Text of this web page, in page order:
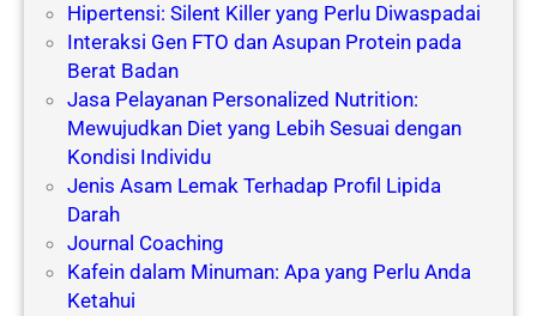
Hipertensi: Silent Killer yang Perlu Diwaspadai
Interaksi Gen FTO dan Asupan Protein pada
Berat Badan
Jasa Pelayanan Personalized Nutrition:
Mewujudkan Diet yang Lebih Sesuai dengan
Kondisi Individu
Jenis Asam Lemak Terhadap Profil Lipida
Darah
Journal Coaching
Kafein dalam Minuman: Apa yang Perlu Anda
Ketahui